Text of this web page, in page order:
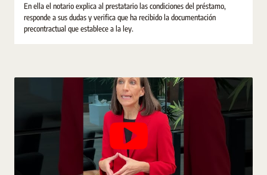
En ella el notario explica al prestatario las condiciones del préstamo,
responde a sus dudas y verifica que ha recibido la documentación
precontractual que establece a la ley.